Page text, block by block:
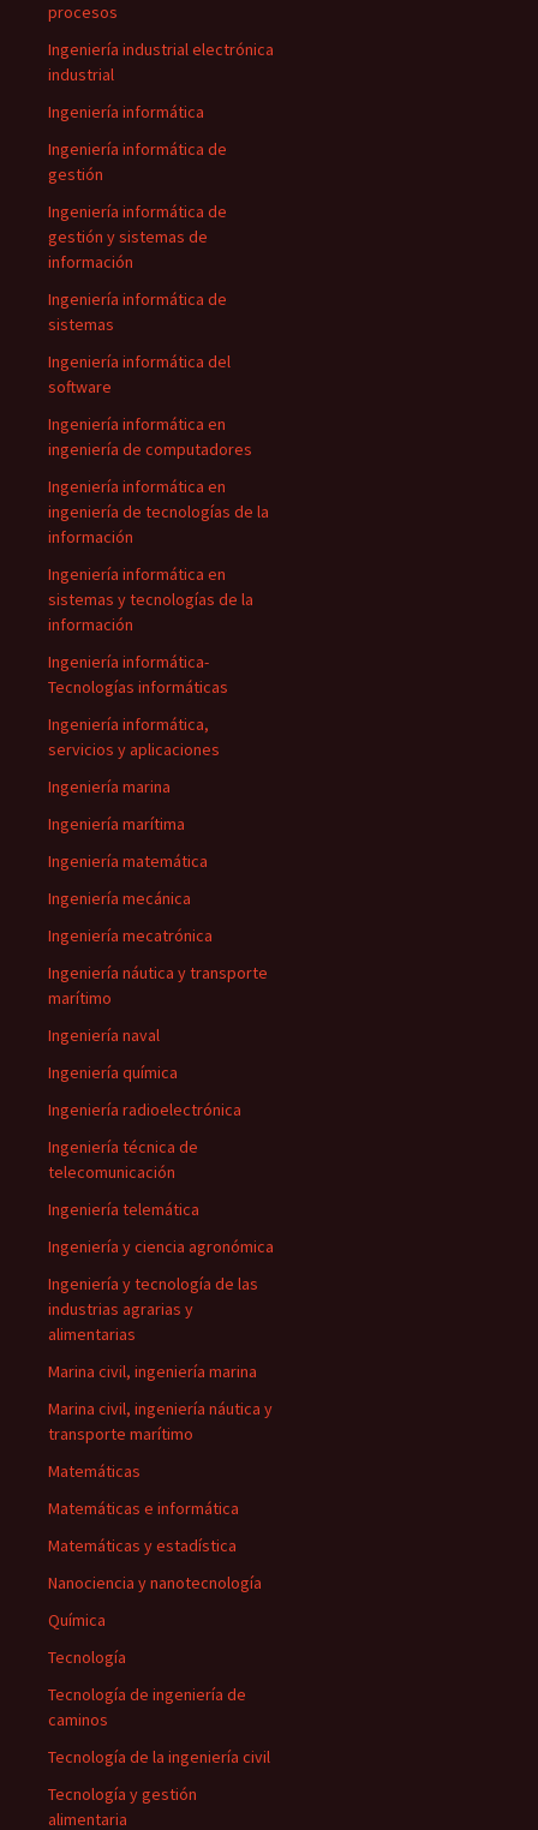
procesos
Ingeniería industrial electrónica
industrial
Ingeniería informática
Ingeniería informática de
gestión
Ingeniería informática de
gestión y sistemas de
información
Ingeniería informática de
sistemas
Ingeniería informática del
software
Ingeniería informática en
ingeniería de computadores
Ingeniería informática en
ingeniería de tecnologías de la
información
Ingeniería informática en
sistemas y tecnologías de la
información
Ingeniería informática-
Tecnologías informáticas
Ingeniería informática,
servicios y aplicaciones
Ingeniería marina
Ingeniería marítima
Ingeniería matemática
Ingeniería mecánica
Ingeniería mecatrónica
Ingeniería náutica y transporte
marítimo
Ingeniería naval
Ingeniería química
Ingeniería radioelectrónica
Ingeniería técnica de
telecomunicación
Ingeniería telemática
Ingeniería y ciencia agronómica
Ingeniería y tecnología de las
industrias agrarias y
alimentarias
Marina civil, ingeniería marina
Marina civil, ingeniería náutica y
transporte marítimo
Matemáticas
Matemáticas e informática
Matemáticas y estadística
Nanociencia y nanotecnología
Química
Tecnología
Tecnología de ingeniería de
caminos
Tecnología de la ingeniería civil
Tecnología y gestión
alimentaria